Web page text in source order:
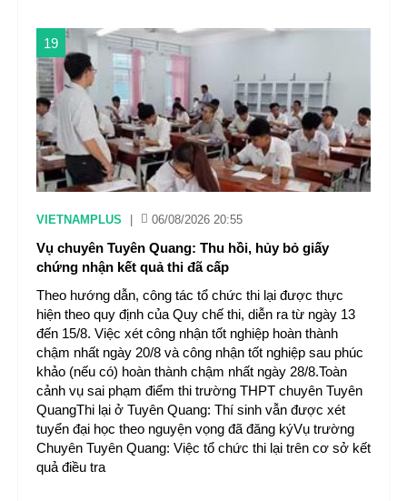
19
VIETNAMPLUS 06/08/2026 20:55
Vụ chuyên Tuyên Quang: Thu hồi, hủy bỏ giấy
chứng nhận kết quả thi đã cấp
Theo hướng dẫn, công tác tổ chức thi lại được thực
hiện theo quy định của Quy chế thi, diễn ra từ ngày 13
đến 15/8. Việc xét công nhận tốt nghiệp hoàn thành
chậm nhất ngày 20/8 và công nhận tốt nghiệp sau phúc
khảo (nếu có) hoàn thành chậm nhất ngày 28/8.Toàn
cảnh vụ sai phạm điểm thi trường THPT chuyên Tuyên
QuangThi lại ở Tuyên Quang: Thí sinh vẫn được xét
tuyển đại học theo nguyện vọng đã đăng kýVụ trường
Chuyên Tuyên Quang: Việc tổ chức thi lại trên cơ sở kết
quả điều tra